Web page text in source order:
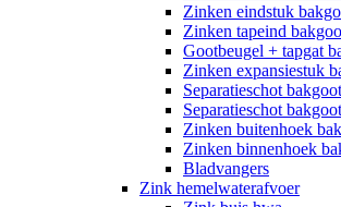
Zinken eindstuk
Zinken tapeind
Gootbeugel + tapgat
Zinken expansiestuk
Separatieschot
Separatieschot
Zinken buitenhoek
Zinken binnenhoek
Bladvangers
Zink hemelwaterafvoer